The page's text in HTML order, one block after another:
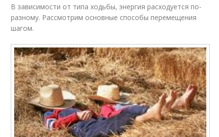
В зависимости от типа ходьбы, энергия расходуется по-
разному. Рассмотрим основные способы перемещения
шагом.